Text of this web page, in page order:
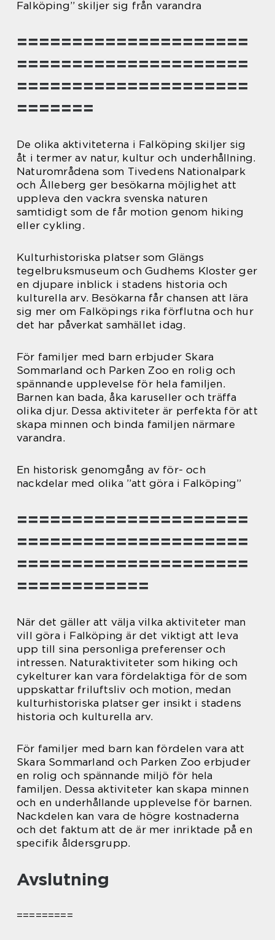
Falköping” skiljer sig från varandra
=====================
=====================
=====================
=======
De olika aktiviteterna i Falköping skiljer sig
åt i termer av natur, kultur och underhållning.
Naturområdena som Tivedens Nationalpark
och Ålleberg ger besökarna möjlighet att
uppleva den vackra svenska naturen
samtidigt som de får motion genom hiking
eller cykling.
Kulturhistoriska platser som Glängs
tegelbruksmuseum och Gudhems Kloster ger
en djupare inblick i stadens historia och
kulturella arv. Besökarna får chansen att lära
sig mer om Falköpings rika förflutna och hur
det har påverkat samhället idag.
För familjer med barn erbjuder Skara
Sommarland och Parken Zoo en rolig och
spännande upplevelse för hela familjen.
Barnen kan bada, åka karuseller och träffa
olika djur. Dessa aktiviteter är perfekta för att
skapa minnen och binda familjen närmare
varandra.
En historisk genomgång av för- och
nackdelar med olika ”att göra i Falköping”
=====================
=====================
=====================
============
När det gäller att välja vilka aktiviteter man
vill göra i Falköping är det viktigt att leva
upp till sina personliga preferenser och
intressen. Naturaktiviteter som hiking och
cykelturer kan vara fördelaktiga för de som
uppskattar friluftsliv och motion, medan
kulturhistoriska platser ger insikt i stadens
historia och kulturella arv.
För familjer med barn kan fördelen vara att
Skara Sommarland och Parken Zoo erbjuder
en rolig och spännande miljö för hela
familjen. Dessa aktiviteter kan skapa minnen
och en underhållande upplevelse för barnen.
Nackdelen kan vara de högre kostnaderna
och det faktum att de är mer inriktade på en
specifik åldersgrupp.
Avslutning
=========